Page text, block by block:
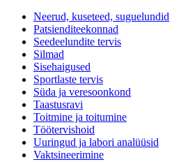
Neerud, kuseteed, suguelundid
Patsienditeekonnad
Seedeelundite tervis
Silmad
Sisehaigused
Sportlaste tervis
Süda ja veresoonkond
Taastusravi
Toitmine ja toitumine
Töötervishoid
Uuringud ja labori analüüsid
Vaktsineerimine